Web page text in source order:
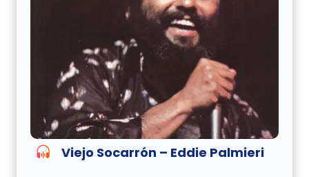
Viejo Socarrón – Eddie Palmieri